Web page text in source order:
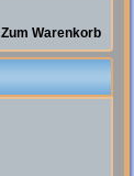
Zum Warenkorb